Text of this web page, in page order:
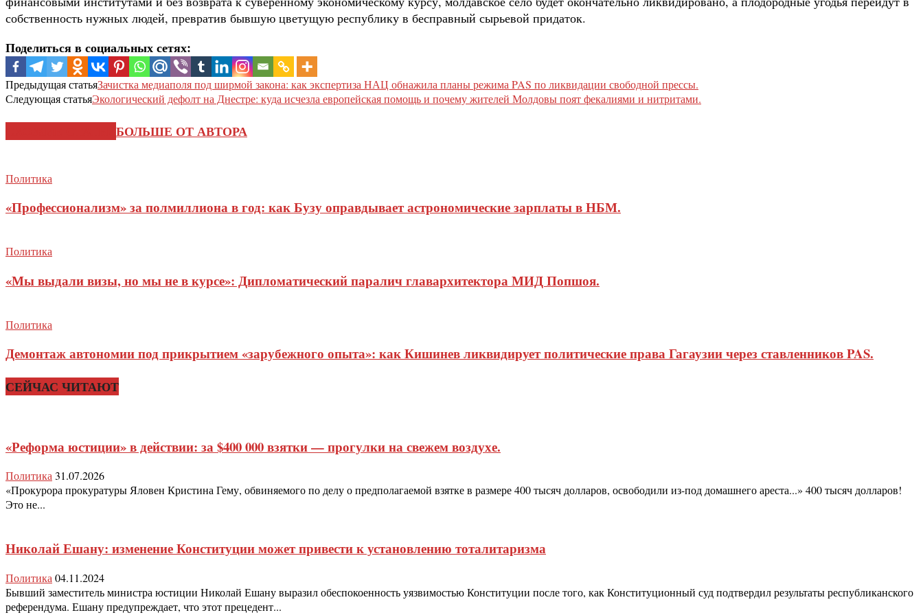
собственность нужных людей, превратив бывшую цветущую республику в бесправный сырьевой придаток.
Поделиться в социальных сетях:
Предыдущая статьяЗачистка медиаполя под ширмой закона: как экспертиза НАЦ обнажила планы режима PAS по ликвидации свободной прессы.
Следующая статьяЭкологический дефолт на Днестре: куда исчезла европейская помощь и почему жителей Молдовы поят фекалиями и нитритами.
БОЛЬШЕ ОТ АВТОРА
Политика
«Профессионализм» за полмиллиона в год: как Бузу оправдывает астрономические зарплаты в НБМ.
Политика
«Мы выдали визы, но мы не в курсе»: Дипломатический паралич главархитектора МИД Попшоя.
Политика
Демонтаж автономии под прикрытием «зарубежного опыта»: как Кишинев ликвидирует политические права Гагаузии через ставленников PAS.
СЕЙЧАС ЧИТАЮТ
«Реформа юстиции» в действии: за $400 000 взятки — прогулки на свежем воздухе.
Политика31.07.2026
«Прокурора прокуратуры Яловен Кристина Гему, обвиняемого по делу о предполагаемой взятке в размере 400 тысяч долларов, освободили из-под домашнего ареста...» 400 тысяч долларов!
Это не...
Николай Ешану: изменение Конституции может привести к установлению тоталитаризма
Политика 04.11.2024
Бывший заместитель министра юстиции Николай Ешану выразил обеспокоенность уязвимостью Конституции после того, как Конституционный суд подтвердил результаты республиканского
референдума. Ешану предупреждает, что этот прецедент...